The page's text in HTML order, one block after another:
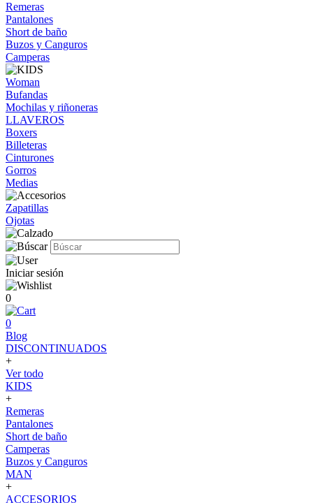
Remeras
Pantalones
Short de baño
Buzos y Canguros
Camperas
Woman
Bufandas
Mochilas y riñoneras
LLAVEROS
Boxers
Billeteras
Cinturones
Gorros
Medias
Zapatillas
Ojotas
Iniciar sesión
0
0
Blog
DISCONTINUADOS
+
Ver todo
KIDS
+
Remeras
Pantalones
Short de baño
Camperas
Buzos y Canguros
MAN
+
ACCESORIOS